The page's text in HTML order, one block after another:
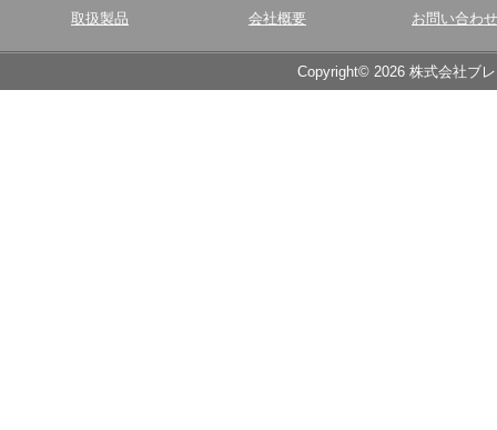
取扱製品 会社概要 お問い合わせ
Copyright© 2026 株式会社ブ